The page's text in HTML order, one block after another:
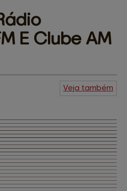
E Clube AM
Veja também